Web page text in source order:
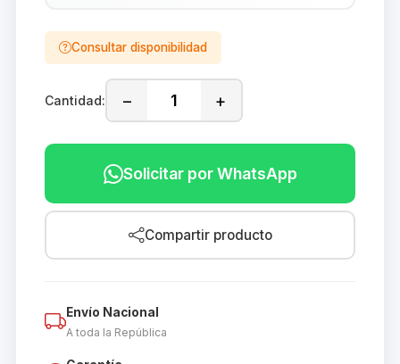
Consultar disponibilidad
Cantidad: − +
Solicitar por WhatsApp
Compartir producto
Envío Nacional
A toda la República